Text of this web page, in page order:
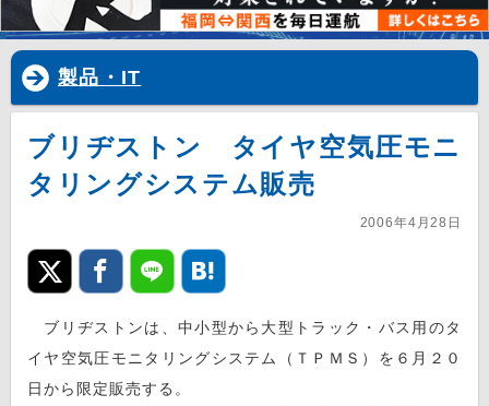
製品・IT
ブリヂストン タイヤ空気圧モニ
タリングシステム販売
2006年4月28日
ブリヂストンは、中小型から大型トラック・バス用のタ
イヤ空気圧モニタリングシステム（ＴＰＭＳ）を６月２０
日から限定販売する。